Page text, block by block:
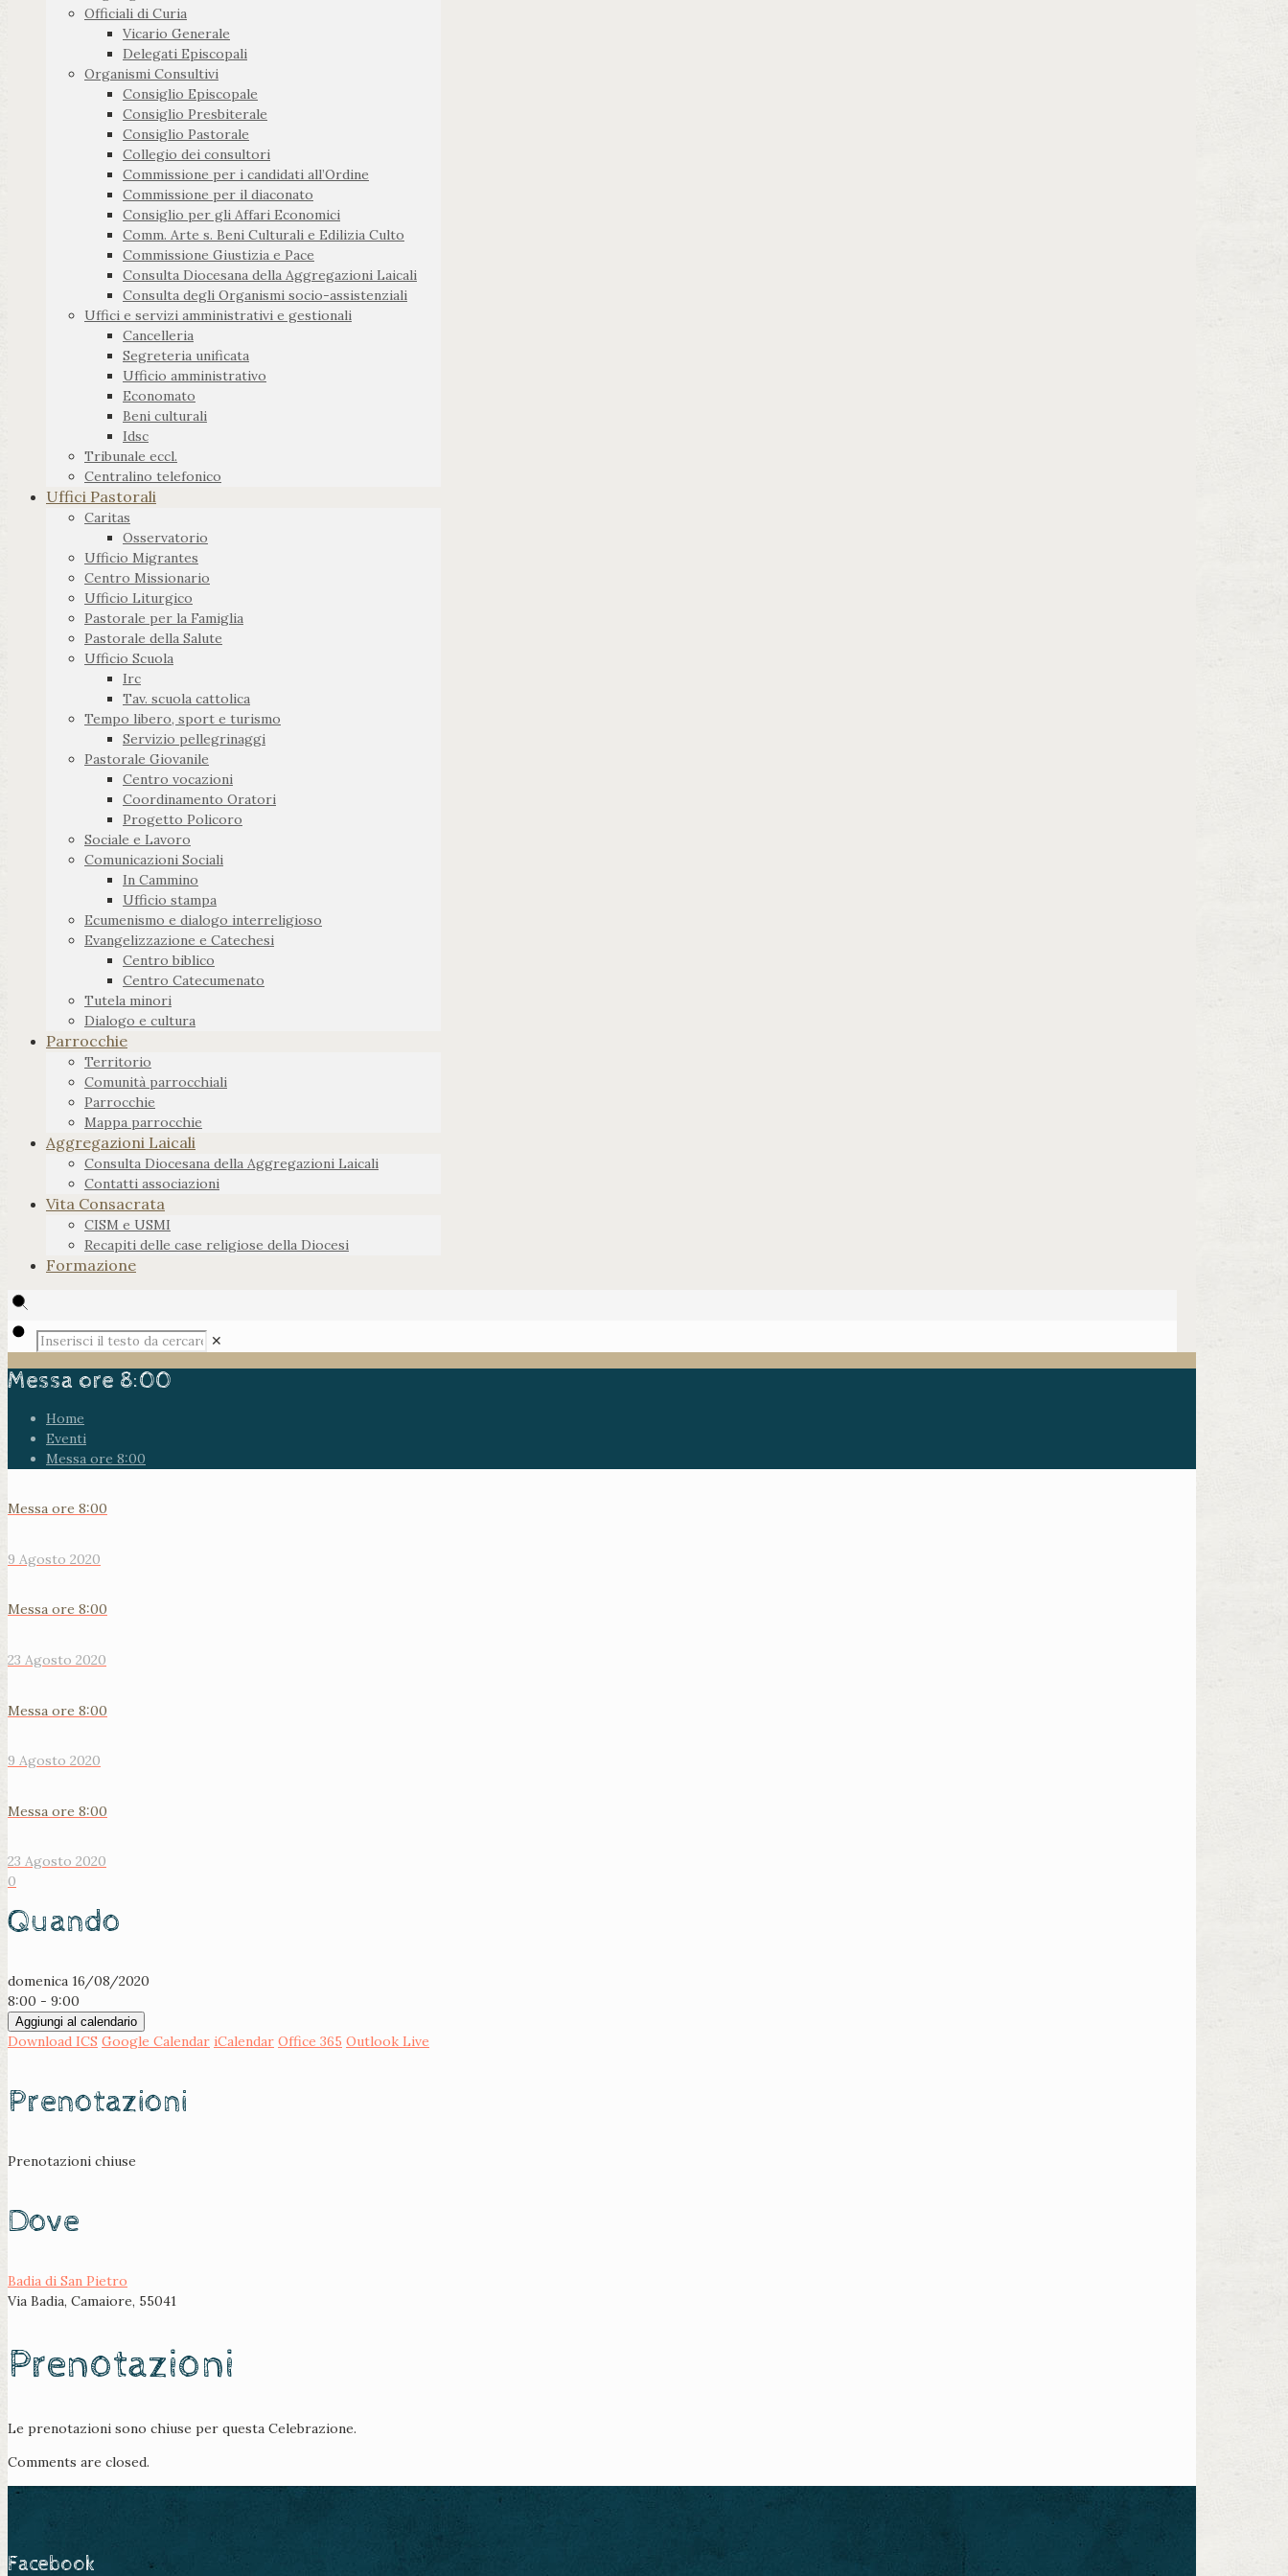
Officiali di Curia
Vicario Generale
Delegati Episcopali
Organismi Consultivi
Consiglio Episcopale
Consiglio Presbiterale
Consiglio Pastorale
Collegio dei consultori
Commissione per i candidati all’Ordine
Commissione per il diaconato
Consiglio per gli Affari Economici
Comm. Arte s. Beni Culturali e Edilizia Culto
Commissione Giustizia e Pace
Consulta Diocesana della Aggregazioni Laicali
Consulta degli Organismi socio-assistenziali
Uffici e servizi amministrativi e gestionali
Cancelleria
Segreteria unificata
Ufficio amministrativo
Economato
Beni culturali
Idsc
Tribunale eccl.
Centralino telefonico
Uffici Pastorali
Caritas
Osservatorio
Ufficio Migrantes
Centro Missionario
Ufficio Liturgico
Pastorale per la Famiglia
Pastorale della Salute
Ufficio Scuola
Irc
Tav. scuola cattolica
Tempo libero, sport e turismo
Servizio pellegrinaggi
Pastorale Giovanile
Centro vocazioni
Coordinamento Oratori
Progetto Policoro
Sociale e Lavoro
Comunicazioni Sociali
In Cammino
Ufficio stampa
Ecumenismo e dialogo interreligioso
Evangelizzazione e Catechesi
Centro biblico
Centro Catecumenato
Tutela minori
Dialogo e cultura
Parrocchie
Territorio
Comunità parrocchiali
Parrocchie
Mappa parrocchie
Aggregazioni Laicali
Consulta Diocesana della Aggregazioni Laicali
Contatti associazioni
Vita Consacrata
CISM e USMI
Recapiti delle case religiose della Diocesi
Formazione
✕
Messa ore 8:00
Home
Eventi
Messa ore 8:00
Messa ore 8:00
9 Agosto 2020
Messa ore 8:00
23 Agosto 2020
Messa ore 8:00
9 Agosto 2020
Messa ore 8:00
23 Agosto 2020
0
Quando
domenica 16/08/2020
8:00 - 9:00
Aggiungi al calendario
Download ICS Google Calendar iCalendar Office 365 Outlook Live
Prenotazioni
Prenotazioni chiuse
Dove
Badia di San Pietro
Via Badia, Camaiore, 55041
Prenotazioni
Le prenotazioni sono chiuse per questa Celebrazione.
Comments are closed.
Facebook